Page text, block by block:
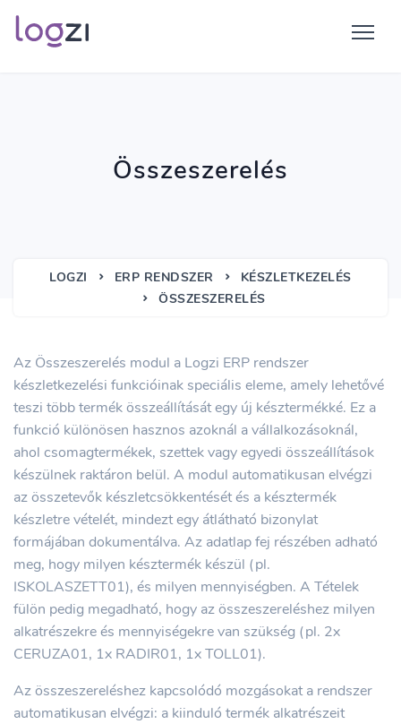
Összeszerelés
LOGZI ERP RENDSZER
KÉSZLETKEZELÉS
ÖSSZESZERELÉS
Az Összeszerelés modul a Logzi ERP rendszer
készletkezelési funkcióinak speciális eleme, amely lehetővé
teszi több termék összeállítását egy új késztermékké. Ez a
funkció különösen hasznos azoknál a vállalkozásoknál,
ahol csomagtermékek, szettek vagy egyedi összeállítások
készülnek raktáron belül. A modul automatikusan elvégzi
az összetevők készletcsökkentését és a késztermék
készletre vételét, mindezt egy átlátható bizonylat
formájában dokumentálva. Az adatlap fej részében adható
meg, hogy milyen késztermék készül (pl.
ISKOLASZETT01), és milyen mennyiségben. A Tételek
fülön pedig megadható, hogy az összeszereléshez milyen
alkatrészekre és mennyiségekre van szükség (pl. 2x
CERUZA01, 1x RADIR01, 1x TOLL01).
Az összeszereléshez kapcsolódó mozgásokat a rendszer
automatikusan elvégzi: a kiinduló termék alkatrészeit